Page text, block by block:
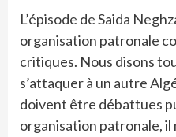
L’épisode de Saida
organisation patronale
critiques. Nous disons
s’attaquer à un autre
doivent être débattues
organisation patronale, il